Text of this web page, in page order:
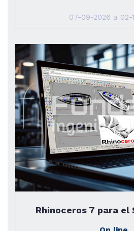
07-09-2026 a 02-
Rhinoceros 7 para el